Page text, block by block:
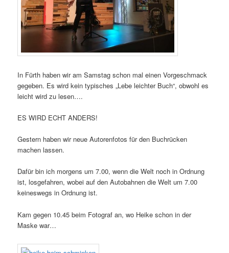
In Fürth haben wir am Samstag schon mal einen Vorgeschmack
gegeben. Es wird kein typisches „Lebe leichter Buch“, obwohl es
leicht wird zu lesen….
ES WIRD ECHT ANDERS!
Gestern haben wir neue Autorenfotos für den Buchrücken
machen lassen.
Dafür bin ich morgens um 7.00, wenn die Welt noch in Ordnung
ist, losgefahren, wobei auf den Autobahnen die Welt um 7.00
keineswegs in Ordnung ist.
Kam gegen 10.45 beim Fotograf an, wo Heike schon in der
Maske war…